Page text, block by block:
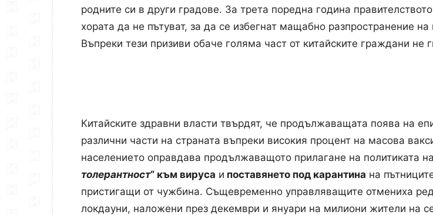
родните си в други градове. За трета поредна година
хората да не пътуват, за да се избегнат мащабно разпространение
Въпреки тези призиви обаче голяма част от китайските граждани не
Китайските здравни власти твърдят, че продължаващата поява на
различни части на страната въпреки високия процент на масова
населението оправдава продължаващото прилагане на политиката на
толерантност“ към вируса и поставянето под карантина на
пристигащи от чужбина. Същевременно управляващите отмениха
локдауни, наложени през декември и януари на милиони жители на